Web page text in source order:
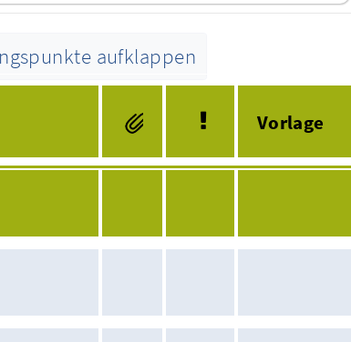
aufklappen
Tagesordnung
Vorlage